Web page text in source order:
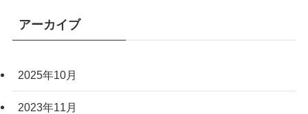
アーカイブ
2025年10月
2023年11月